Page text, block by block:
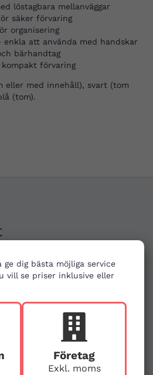
dig bästa möjliga service
vill se priser inklusive eller
Företag
Exkl. moms
löstagbara mellanväggar
säker förvaring
organisering
enkla att använda med handskar
bärhandtag
förvaring
eller med innehåll), svart (tom
(tom).
eller i behov
nedan.
info@firstaid.se